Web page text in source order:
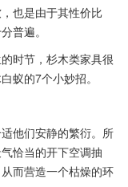
也是由于其性价比
普遍。
时节，杉木类家具很
蚁的7个小妙招。
他们安静的繁衍。所
恰当的开下空调抽
而营造一个枯燥的环